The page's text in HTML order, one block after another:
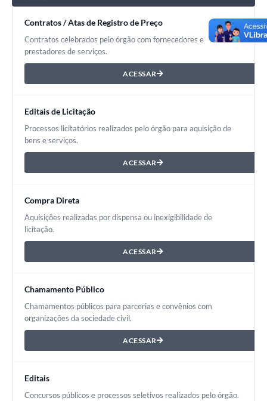
Contratos / Atas de Registro de Preço
Contratos celebrados pelo órgão com fornecedores e
prestadores de serviços.
ACESSAR
Editais de Licitação
Processos licitatórios realizados pelo órgão para aquisição de
bens e serviços.
ACESSAR
Compra Direta
Aquisições realizadas por dispensa ou inexigibilidade de
licitação.
ACESSAR
Chamamento Público
Chamamentos públicos para parcerias e convênios com
organizações da sociedade civil.
ACESSAR
Editais
Concursos públicos e processos seletivos realizados pelo órgão.